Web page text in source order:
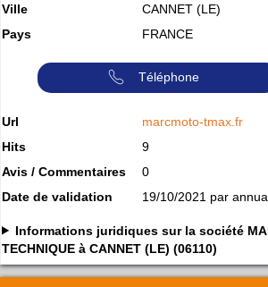
Ville
CANNET (LE)
Pays
FRANCE
Téléphone
Url
marcmoto-tmax.fr
Hits
9
Avis / Commentaires
0
Date de validation
19/10/2021 par
Informations juridiques sur la société
TECHNIQUE à CANNET (LE) (06110)